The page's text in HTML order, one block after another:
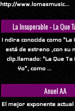
http://www.lomasmusic...
La Insuperable - La Que
Yo
I ndira conocida como "La
está de estreno ,con su
clip.llamado: "La Que Ta
Yo", como ...
Anuel AA
El mejor exponente actual